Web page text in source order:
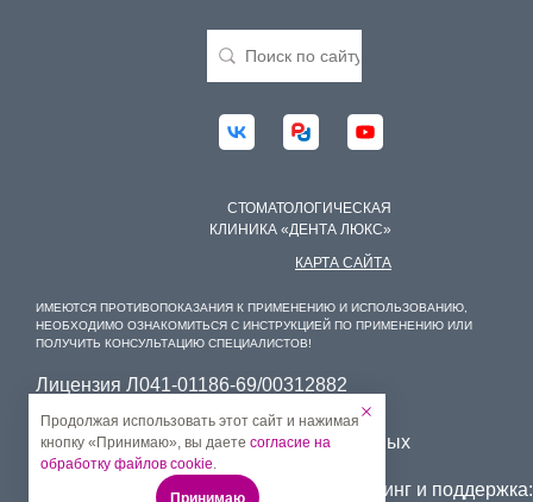
СТОМАТОЛОГИЧЕСКАЯ
КЛИНИКА «ДЕНТА ЛЮКС»
КАРТА САЙТА
ИМЕЮТСЯ ПРОТИВОПОКАЗАНИЯ К ПРИМЕНЕНИЮ И ИСПОЛЬЗОВАНИЮ,
НЕОБХОДИМО ОЗНАКОМИТЬСЯ С ИНСТРУКЦИЕЙ ПО ПРИМЕНЕНИЮ ИЛИ
ПОЛУЧИТЬ КОНСУЛЬТАЦИЮ СПЕЦИАЛИСТОВ!
Лицензия Л041-01186-69/00312882
Лицензия Л041-01186-69/00379935
Условия обработки персональных данных
Способы оплаты: Маркетинг и поддержка:
Продолжая использовать этот сайт и нажимая
кнопку «Принимаю», вы даете согласие на
обработку файлов cookie.
Принимаю